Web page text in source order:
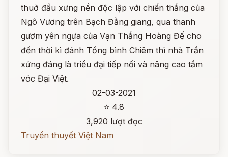
thuở đầu xưng nền độc lập với chiến thắng của
Ngô Vương trên Bạch Đằng giang, qua thanh
gươm yên ngựa của Vạn Thắng Hoàng Đế cho
đến thời kì đánh Tống bình Chiêm thì nhà Trần
xứng đáng là triều đại tiếp nối và nâng cao tầm
vóc Đại Việt.
02-03-2021
⭐ 4.8
3,920 lượt đọc
Truyền thuyết Việt Nam